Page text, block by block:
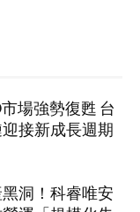
場強勢復甦 台
接新成長週期
洞！科睿唯安